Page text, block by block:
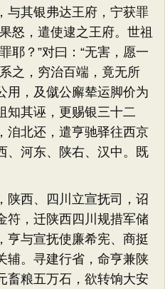
与其银弗达王府，宁获罪
怒，遣使逮之王府。世祖
耶？”对曰：“无害，愿一
之，穷治百端，竟无所
用，及僦公廨辇运脚价为
知其诬，更赐银三十二
洎北还，遣亨驰驿往西京
、河东、陕右、汉中。既
西、四川立宣抚司，诏
符，迁陕西四川规措军储
亨与宣抚使廉希宪、商挺
辅。寻建行省，命亨兼陕
畜粮五万石，欲转饷大安